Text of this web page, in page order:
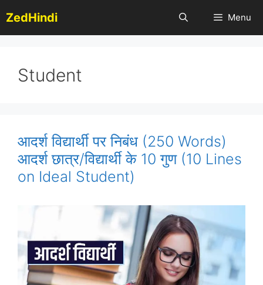
to
content
ZedHindi Menu
Student
आदर्श विद्यार्थी पर निबंध (250 Words)
आदर्श छात्र/विद्यार्थी के 10 गुण (10 Lines
on Ideal Student)